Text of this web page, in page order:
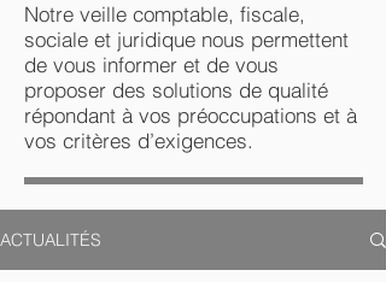
Notre veille comptable, fiscale,
sociale et juridique nous permettent
de vous informer et de vous
proposer des solutions de qualité
répondant à vos préoccupations et à
vos critères d’exigences.
ACTUALITÉS